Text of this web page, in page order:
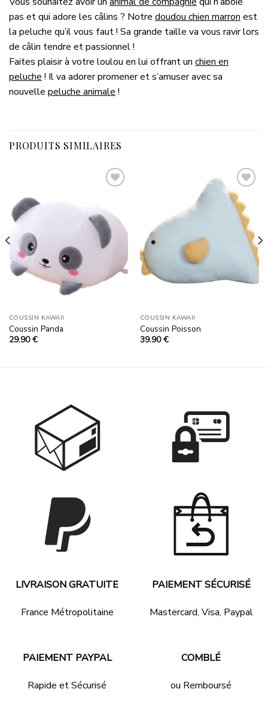
pas et qui adore les câlins ? Notre doudou chien marron est
la peluche qu’il vous faut ! Sa grande taille va vous ravir lors
de câlin tendre et passionnel !
Faites plaisir à votre loulou en lui offrant un chien en
peluche ! Il va adorer promener et s’amuser avec sa
nouvelle peluche animale !
PRODUITS SIMILAIRES
Ajouter
à la
liste
d’envies
COUSSIN KAWAII
Coussin Panda
29.90€
Ajouter
à la
liste
d’envies
COUSSIN KAWAII
Coussin Poisson
39.90€
LIVRAISON GRATUITE
France Métropolitaine
PAIEMENT SÉCURISÉ
Mastercard, Visa, Paypal
PAIEMENT PAYPAL
Rapide et Sécurisé
COMBLÉ
ou Remboursé